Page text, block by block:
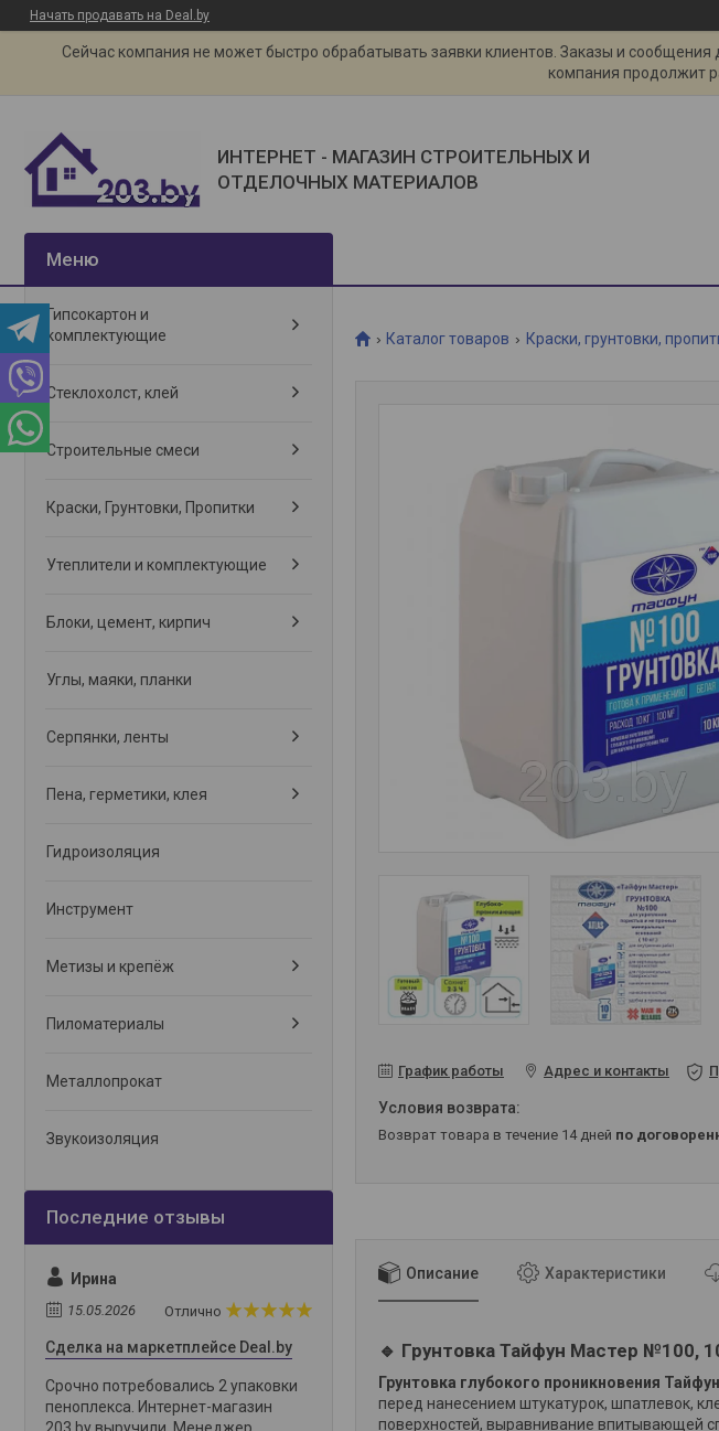
Начать продавать на Deal.by
Сейчас компания не может быстро обрабатывать заявки клиентов. Заказы и
компания продолжит
ИНТЕРНЕТ - МАГАЗИН СТРОИТЕЛЬНЫХ И
ОТДЕЛОЧНЫХ МАТЕРИАЛОВ
Каталог товаров Краски, грунтовки,
График работы Адрес и контакты
возврат товара в течение 14 дней по
Описание Характеристики
🔹 Грунтовка Тайфун Мастер №100,
Грунтовка глубокого проникновения
перед нанесением штукатурок, шпатлевок,
поверхностей, выравнивание впитывающей
Гипсокартон и
комплектующие
Стеклохолст, клей
Строительные смеси
Краски, Грунтовки, Пропитки
Утеплители и комплектующие
Блоки, цемент, кирпич
Углы, маяки, планки
Серпянки, ленты
Пена, герметики, клея
Гидроизоляция
Инструмент
Метизы и крепёж
Пиломатериалы
Металлопрокат
Звукоизоляция
Ирина
15.05.2026 Отлично
Сделка на маркетплейсе Deal.by
Срочно потребовались 2 упаковки
пеноплекса. Интернет-магазин
203.by выручили. Менеджер